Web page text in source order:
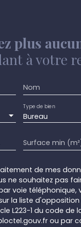
plus
à votre
Nom
Bureau
Type de bien
Surface min
de mes
ne souhaitez pas
voie téléphonique,
la liste
L223-1 du code de
ou par